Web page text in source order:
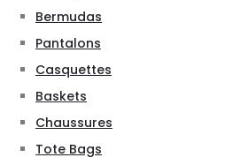
Bermudas
Pantalons
Casquettes
Baskets
Chaussures
Tote Bags